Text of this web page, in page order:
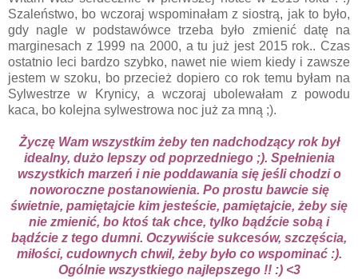
Szaleństwo, bo wczoraj wspominałam z siostrą, jak to było,
gdy nagle w podstawówce trzeba było zmienić datę na
marginesach z 1999 na 2000, a tu już jest 2015 rok.. Czas
ostatnio leci bardzo szybko, nawet nie wiem kiedy i zawsze
jestem w szoku, bo przecież dopiero co rok temu byłam na
Sylwestrze w Krynicy, a wczoraj ubolewałam z powodu
kaca, bo kolejna sylwestrowa noc już za mną ;).
Życzę Wam wszystkim żeby ten nadchodzący rok był
idealny, dużo lepszy od poprzedniego ;). Spełnienia
wszystkich marzeń i nie poddawania się jeśli chodzi o
noworoczne postanowienia. Po prostu bawcie się
świetnie, pamiętajcie kim jesteście, pamiętajcie, żeby się
nie zmienić, bo ktoś tak chce, tylko bądźcie sobą i
bądźcie z tego dumni. Oczywiście sukcesów, szczęścia,
miłości, cudownych chwil, żeby było co wspominać :).
Ogólnie wszystkiego najlepszego !! :) <3